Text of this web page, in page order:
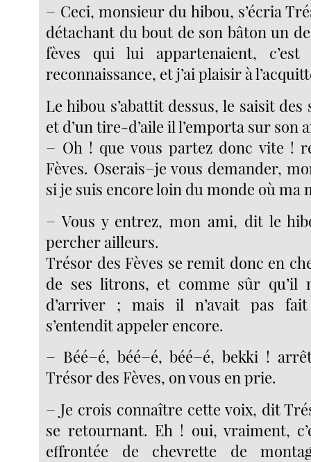
− Ceci, monsieur du hibou, s’écria
détachant du bout de son bâton un
fèves qui lui appartenaient,
reconnaissance, et j’ai plaisir à
Le hibou s’abattit dessus, le saisit
et d’un tire-d’aile il l’emporta sur son
− Oh ! que vous partez donc vite !
Fèves. Oserais−je vous demander,
si je suis encore loin du monde où ma
− Vous y entrez, mon ami, dit le
percher ailleurs.
Trésor des Fèves se remit donc en
de ses litrons, et comme sûr qu’il
d’arriver ; mais il n’avait pas
s’entendit appeler encore.
− Béé−é, béé−é, béé−é, bekki !
Trésor des Fèves, on vous en prie.
− Je crois connaître cette voix, dit
se retournant. Eh ! oui, vraiment,
effrontée de chevrette de